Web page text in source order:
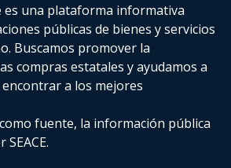
es una plataforma informativa
públicas de bienes y servicios
Buscamos promover la
compras estatalesy ayudamos a
a los mejores
fuente, la información pública